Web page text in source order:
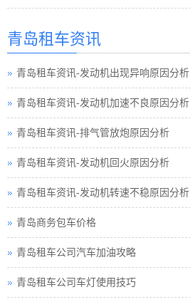
青岛租车资讯
青岛租车资讯-发动机出现异响原因分析
青岛租车资讯-发动机加速不良原因分析
青岛租车资讯-排气管放炮原因分析
青岛租车资讯-发动机回火原因分析
青岛租车资讯-发动机转速不稳原因分析
青岛商务包车价格
青岛租车公司汽车加油攻略
青岛租车公司车灯使用技巧